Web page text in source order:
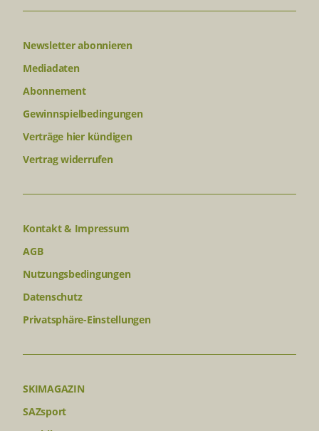
Newsletter abonnieren
Mediadaten
Abonnement
Gewinnspielbedingungen
Verträge hier kündigen
Vertrag widerrufen
Kontakt & Impressum
AGB
Nutzungsbedingungen
Datenschutz
Privatsphäre-Einstellungen
SKIMAGAZIN
SAZsport